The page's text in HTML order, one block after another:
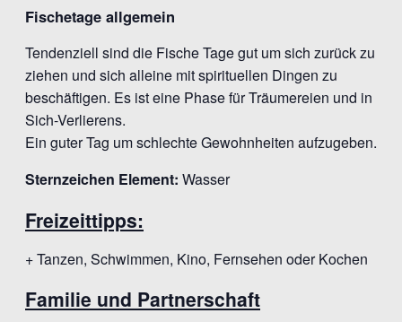
Fischetage allgemein
Tendenziell sind die Fische Tage gut um sich zurück zu
ziehen und sich alleine mit spirituellen Dingen zu
beschäftigen. Es ist eine Phase für Träumereien und in
Sich-Verlierens.
Ein guter Tag um schlechte Gewohnheiten aufzugeben.
Sternzeichen Element: Wasser
Freizeittipps:
+ Tanzen, Schwimmen, Kino, Fernsehen oder Kochen
Familie und Partnerschaft